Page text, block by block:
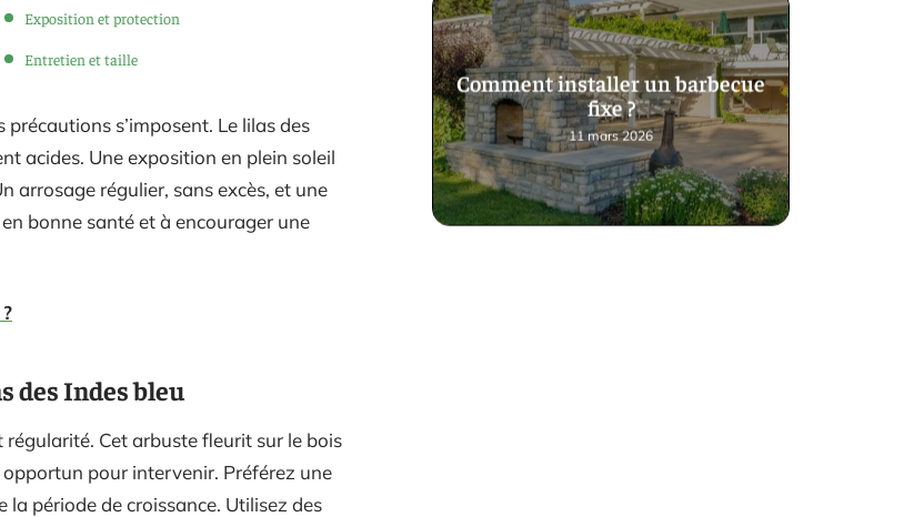
Exposition et protection
Entretien et taille
s’imposent. Le lilas des
acides. Une exposition en plein soleil
arrosage régulier, sans excès, et une
bonne santé et à encourager une
des Indes bleu
Cet arbuste fleurit sur le bois
pour intervenir. Préférez une
période de croissance. Utilisez des
Comment installer un barbecue
fixe ?
11 mars 2026